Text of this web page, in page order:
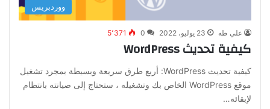
ووردبريس
علي طه 23 يوليو، 2022 0 5٬371
كيفية تحديث WordPress
كيفية تحديث WordPress: أربع طرق سريعة وبسيطة بمجرد تشغيل
موقع WordPress الخاص بك وتشغيله ، ستحتاج إلى صيانته بانتظام
لإبقائه…